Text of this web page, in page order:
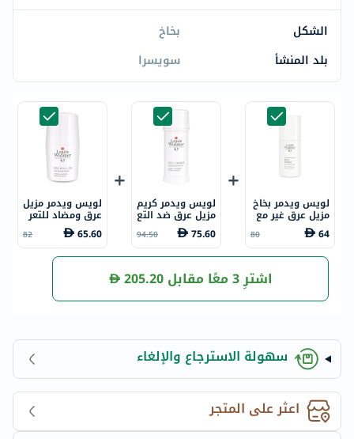
الشكل
بخاخ
بلد المنشأ
سويسرا
لويس ويدمر بخاخ
مزيل عرق غير مع
طر 75 مل
64
80
لويس ويدمر كريم
مزيل عرق ضد التع
رق غير معطر 40 م
ل
75.60
94.50
لويس ويدمر مزيل
عرق ومضاد للتعر
ق ببكرة دوارة، بد
ون رائحة، 50 مل
65.60
82
اشترِ 3 معًا مقابل 205.20
سهولة الاسترجاع والإلغاء
اعثر على المتجر